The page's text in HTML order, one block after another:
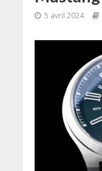
5 avril 2024